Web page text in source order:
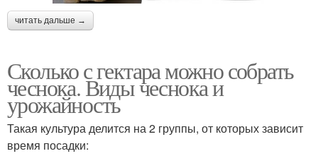
читать дальше →
Сколько с гектара можно собрать
чеснока. Виды чеснока и
урожайность
Такая культура делится на 2 группы, от которых зависит
время посадки: